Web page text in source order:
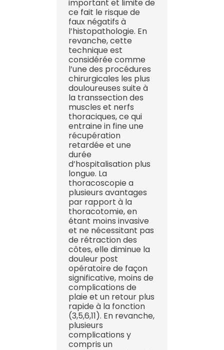
important et limite de
ce fait le risque de
faux négatifs à
l’histopathologie. En
revanche, cette
technique est
considérée comme
l’une des procédures
chirurgicales les plus
douloureuses suite à
la transsection des
muscles et nerfs
thoraciques, ce qui
entraine in fine une
récupération
retardée et une
durée
d’hospitalisation plus
longue. La
thoracoscopie a
plusieurs avantages
par rapport à la
thoracotomie, en
étant moins invasive
et ne nécessitant pas
de rétraction des
côtes, elle diminue la
douleur post
opératoire de façon
significative, moins de
complications de
plaie et un retour plus
rapide à la fonction
(3,5,6,11). En revanche,
plusieurs
complications y
compris un